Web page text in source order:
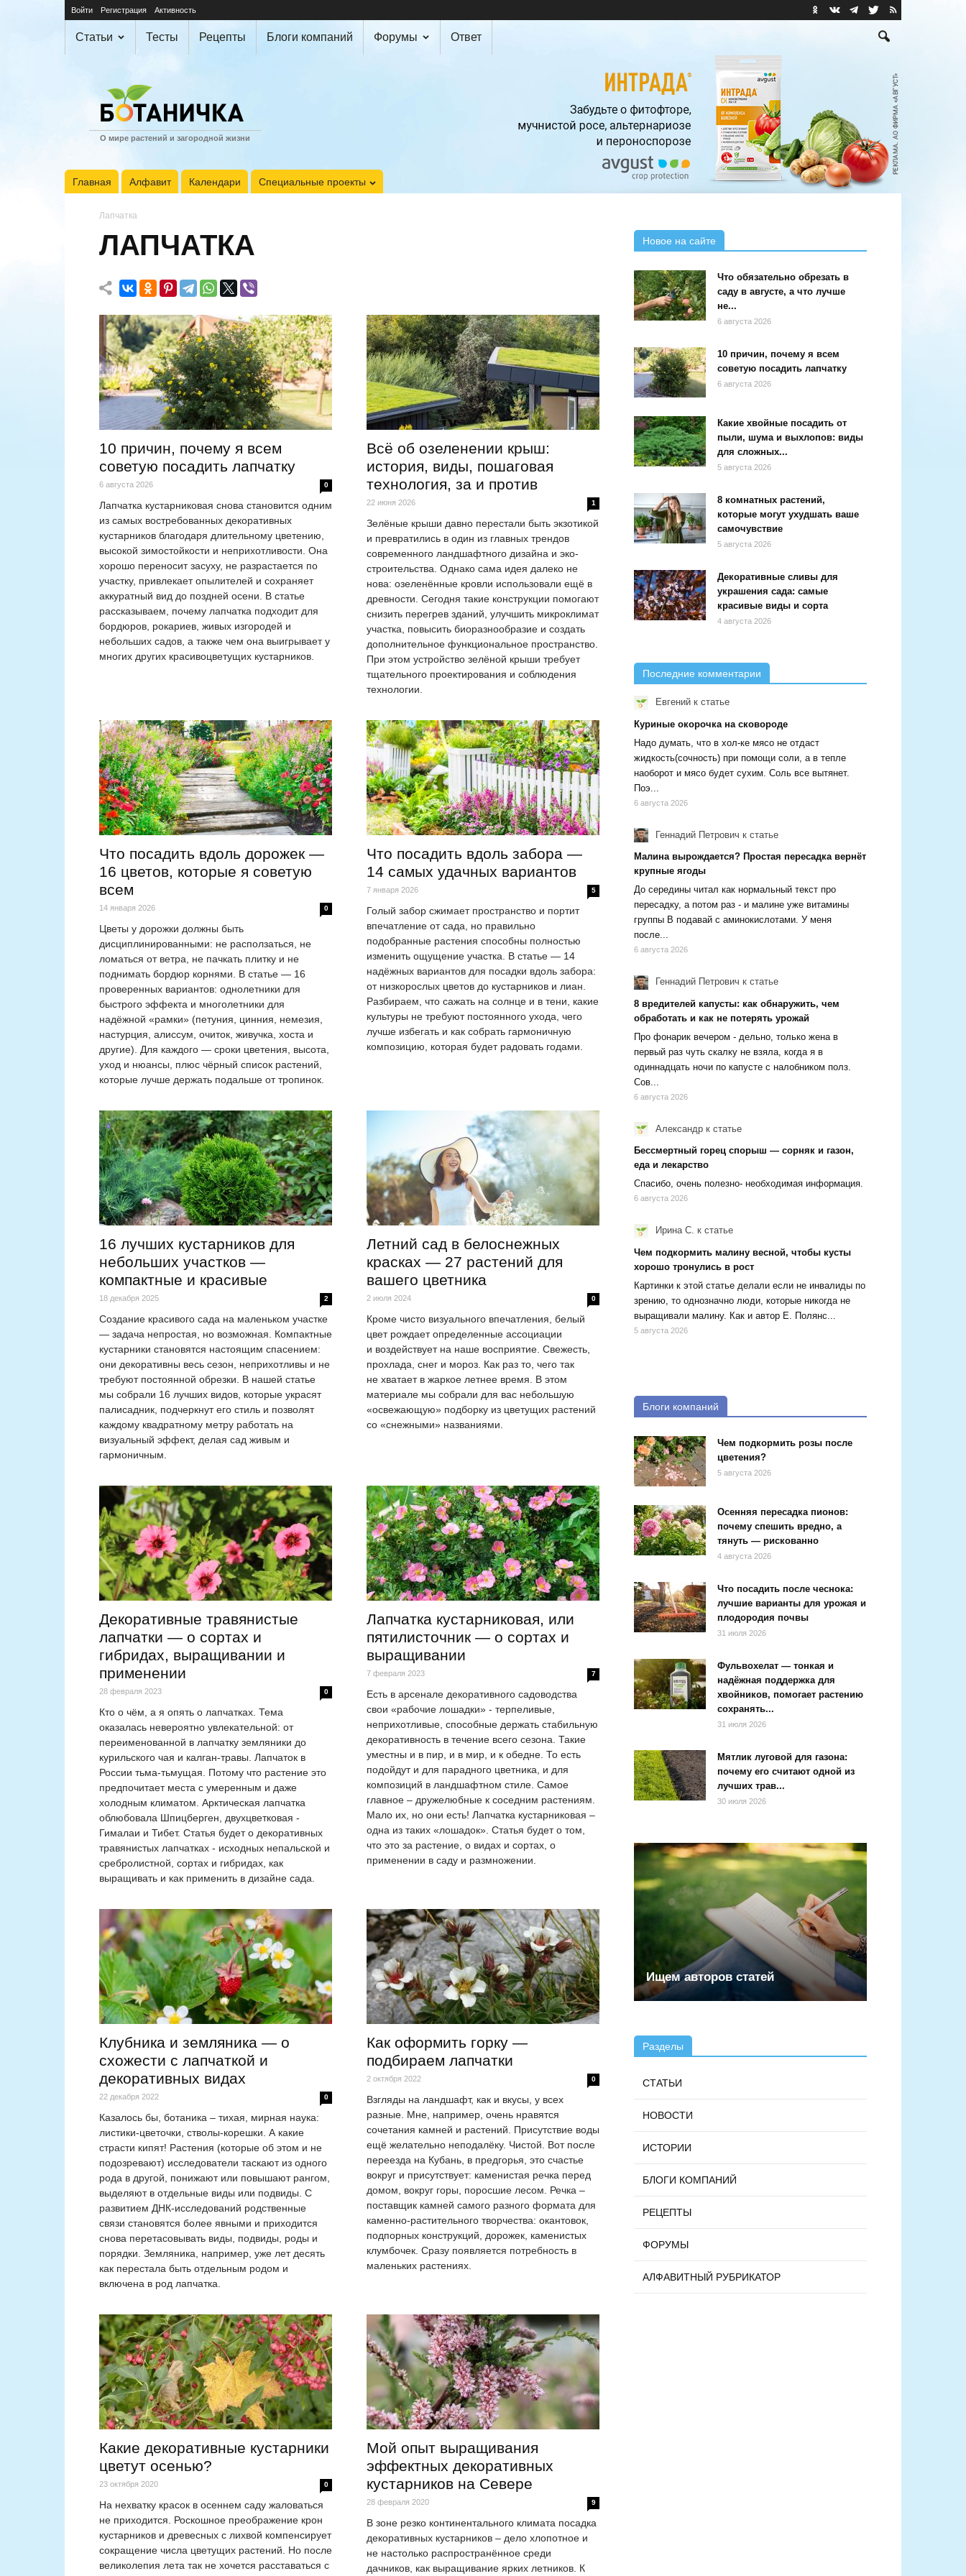
Войти Регистрация Активность
Статьи Тесты Рецепты Блоги компаний Форумы Ответ
О мире растений и загородной жизни
Главная Алфавит Календари Специальные проекты
Лапчатка
ЛАПЧАТКА
10 причин, почему я всем
советую посадить лапчатку
6 августа 2026 0
Лапчатка кустарниковая снова становится одним
из самых востребованных декоративных
кустарников благодаря длительному цветению,
высокой зимостойкости и неприхотливости. Она
хорошо переносит засуху, не разрастается по
участку, привлекает опылителей и сохраняет
аккуратный вид до поздней осени. В статье
рассказываем, почему лапчатка подходит для
бордюров, рокариев, живых изгородей и
небольших садов, а также чем она выигрывает у
многих других красивоцветущих кустарников.
Всё об озеленении крыш:
история, виды, пошаговая
технология, за и против
22 июня 2026 1
Зелёные крыши давно перестали быть экзотикой
и превратились в один из главных трендов
современного ландшафтного дизайна и эко-
строительства. Однако сама идея далеко не
нова: озеленённые кровли использовали ещё в
древности. Сегодня такие конструкции помогают
снизить перегрев зданий, улучшить микроклимат
участка, повысить биоразнообразие и создать
дополнительное функциональное пространство.
При этом устройство зелёной крыши требует
тщательного проектирования и соблюдения
технологии.
Что посадить вдоль дорожек —
16 цветов, которые я советую
всем
14 января 2026 0
Цветы у дорожки должны быть
дисциплинированными: не расползаться, не
ломаться от ветра, не пачкать плитку и не
поднимать бордюр корнями. В статье — 16
проверенных вариантов: однолетники для
быстрого эффекта и многолетники для
надёжной «рамки» (петуния, цинния, немезия,
настурция, алиссум, очиток, живучка, хоста и
другие). Для каждого — сроки цветения, высота,
уход и нюансы, плюс чёрный список растений,
которые лучше держать подальше от тропинок.
Что посадить вдоль забора —
14 самых удачных вариантов
7 января 2026 5
Голый забор сжимает пространство и портит
впечатление от сада, но правильно
подобранные растения способны полностью
изменить ощущение участка. В статье — 14
надёжных вариантов для посадки вдоль забора:
от низкорослых цветов до кустарников и лиан.
Разбираем, что сажать на солнце и в тени, какие
культуры не требуют постоянного ухода, чего
лучше избегать и как собрать гармоничную
композицию, которая будет радовать годами.
16 лучших кустарников для
небольших участков —
компактные и красивые
18 декабря 2025 2
Создание красивого сада на маленьком участке
— задача непростая, но возможная. Компактные
кустарники становятся настоящим спасением:
они декоративны весь сезон, неприхотливы и не
требуют постоянной обрезки. В нашей статье
мы собрали 16 лучших видов, которые украсят
палисадник, подчеркнут его стиль и позволят
каждому квадратному метру работать на
визуальный эффект, делая сад живым и
гармоничным.
Летний сад в белоснежных
красках — 27 растений для
вашего цветника
2 июля 2024 0
Кроме чисто визуального впечатления, белый
цвет рождает определенные ассоциации
и воздействует на наше восприятие. Свежесть,
прохлада, снег и мороз. Как раз то, чего так
не хватает в жаркое летнее время. В этом
материале мы собрали для вас небольшую
«освежающую» подборку из цветущих растений
со «снежными» названиями.
Декоративные травянистые
лапчатки — о сортах и
гибридах, выращивании и
применении
28 февраля 2023 0
Кто о чём, а я опять о лапчатках. Тема
оказалась невероятно увлекательной: от
переименованной в лапчатку земляники до
курильского чая и калган-травы. Лапчаток в
России тьма-тьмущая. Потому что растение это
предпочитает места с умеренным и даже
холодным климатом. Арктическая лапчатка
облюбовала Шпицберген, двухцветковая -
Гималаи и Тибет. Статья будет о декоративных
травянистых лапчатках - исходных непальской и
сребролистной, сортах и гибридах, как
выращивать и как применить в дизайне сада.
Лапчатка кустарниковая, или
пятилисточник — о сортах и
выращивании
7 февраля 2023 7
Есть в арсенале декоративного садоводства
свои «рабочие лошадки» - терпеливые,
неприхотливые, способные держать стабильную
декоративность в течение всего сезона. Такие
уместны и в пир, и в мир, и к обедне. То есть
подойдут и для парадного цветника, и для
композиций в ландшафтном стиле. Самое
главное – дружелюбные к соседним растениям.
Мало их, но они есть! Лапчатка кустарниковая –
одна из таких «лошадок». Статья будет о том,
что это за растение, о видах и сортах, о
применении в саду и размножении.
Клубника и земляника — о
схожести с лапчаткой и
декоративных видах
22 декабря 2022 0
Казалось бы, ботаника – тихая, мирная наука:
листики-цветочки, стволы-корешки. А какие
страсти кипят! Растения (которые об этом и не
подозревают) исследователи таскают из одного
рода в другой, понижают или повышают рангом,
выделяют в отдельные виды или подвиды. С
развитием ДНК-исследований родственные
связи становятся более явными и приходится
снова перетасовывать виды, подвиды, роды и
порядки. Земляника, например, уже лет десять
как перестала быть отдельным родом и
включена в род лапчатка.
Как оформить горку —
подбираем лапчатки
2 октября 2022 0
Взгляды на ландшафт, как и вкусы, у всех
разные. Мне, например, очень нравятся
сочетания камней и растений. Присутствие воды
ещё желательно неподалёку. Чистой. Вот после
переезда на Кубань, в предгорья, это счастье
вокруг и присутствует: каменистая речка перед
домом, вокруг горы, поросшие лесом. Речка –
поставщик камней самого разного формата для
каменно-растительного творчества: окантовок,
подпорных конструкций, дорожек, каменистых
клумбочек. Сразу появляется потребность в
маленьких растениях.
Какие декоративные кустарники
цветут осенью?
23 октября 2020 0
На нехватку красок в осеннем саду жаловаться
не приходится. Роскошное преображение крон
кустарников и древесных с лихвой компенсирует
сокращение числа цветущих растений. Но после
великолепия лета так не хочется расставаться с
Мой опыт выращивания
эффектных декоративных
кустарников на Севере
28 февраля 2020 9
В зоне резко континентального климата посадка
декоративных кустарников – дело хлопотное и
не настолько распространённое среди
дачников, как выращивание ярких летников. К
Новое на сайте
Что обязательно обрезать в
саду в августе, а что лучше
не...
6 августа 2026
10 причин, почему я всем
советую посадить лапчатку
6 августа 2026
Какие хвойные посадить от
пыли, шума и выхлопов: виды
для сложных...
5 августа 2026
8 комнатных растений,
которые могут ухудшать ваше
самочувствие
5 августа 2026
Декоративные сливы для
украшения сада: самые
красивые виды и сорта
4 августа 2026
Последние комментарии
Евгений к статье
Куриные окорочка на сковороде
Надо думать, что в хол-ке мясо не отдаст
жидкость(сочность) при помощи соли, а в тепле
наоборот и мясо будет сухим. Соль все вытянет.
Поэ...
6 августа 2026
Геннадий Петрович к статье
Малина вырождается? Простая пересадка вернёт
крупные ягоды
До середины читал как нормальный текст про
пересадку, а потом раз - и малине уже витамины
группы В подавай с аминокислотами. У меня
после...
6 августа 2026
Геннадий Петрович к статье
8 вредителей капусты: как обнаружить, чем
обработать и как не потерять урожай
Про фонарик вечером - дельно, только жена в
первый раз чуть скалку не взяла, когда я в
одиннадцать ночи по капусте с налобником полз.
Сов...
6 августа 2026
Александр к статье
Бессмертный горец спорыш — сорняк и газон,
еда и лекарство
Спасибо, очень полезно- необходимая информация.
6 августа 2026
Ирина С. к статье
Чем подкормить малину весной, чтобы кусты
хорошо тронулись в рост
Картинки к этой статье делали если не инвалиды по
зрению, то однозначно люди, которые никогда не
выращивали малину. Как и автор Е. Полянс...
5 августа 2026
Блоги компаний
Чем подкормить розы после
цветения?
5 августа 2026
Осенняя пересадка пионов:
почему спешить вредно, а
тянуть — рискованно
4 августа 2026
Что посадить после чеснока:
лучшие варианты для урожая и
плодородия почвы
31 июля 2026
Фульвохелат — тонкая и
надёжная поддержка для
хвойников, помогает растению
сохранять...
31 июля 2026
Мятлик луговой для газона:
почему его считают одной из
лучших трав...
30 июля 2026
Ищем авторов статей
Разделы
СТАТЬИ
НОВОСТИ
ИСТОРИИ
БЛОГИ КОМПАНИЙ
РЕЦЕПТЫ
ФОРУМЫ
АЛФАВИТНЫЙ РУБРИКАТОР